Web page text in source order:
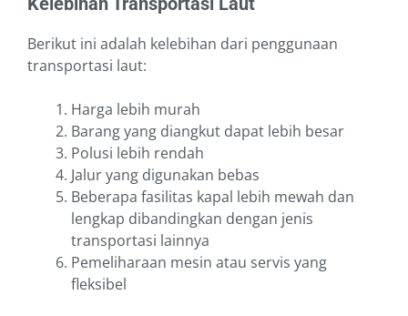
Berikut ini adalah kelebihan dari penggunaan
transportasi laut:
Harga lebih murah
Barang yang diangkut dapat lebih besar
Polusi lebih rendah
Jalur yang digunakan bebas
Beberapa fasilitas kapal lebih mewah dan
lengkap dibandingkan dengan jenis
transportasi lainnya
Pemeliharaan mesin atau servis yang
fleksibel